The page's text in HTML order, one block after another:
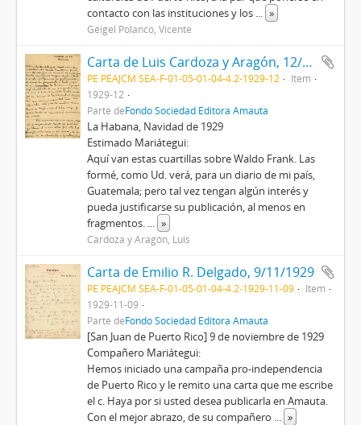
contacto con las instituciones y los ... »
Géigel Polanco, Vicente
Carta de Luis Cardoza y Aragón, 12/1929
PE PEAJCM SEA-F-01-05-01-04-4.2-1929-12
Item
1929-12
Parte deFondo Sociedad Editora Amauta
La Habana, Navidad de 1929
Estimado Mariátegui:
Aquí van estas cuartillas sobre Waldo Frank. Las
formé, como Ud. verá, para un diario de mi país,
Guatemala; pero tal vez tengan algún interés y
pueda justificarse su publicación, al menos en
fragmentos. ... »
Cardoza y Aragón, Luis
Carta de Emilio R. Delgado, 9/11/1929
PE PEAJCM SEA-F-01-05-01-04-4.2-1929-11-09
Item
1929-11-09
Parte deFondo Sociedad Editora Amauta
[San Juan de Puerto Rico] 9 de noviembre de 1929
Compañero Mariátegui:
Hemos iniciado una campaña pro-independencia
de Puerto Rico y le remito una carta que me escribe
el c. Haya por si usted desea publicarla en Amauta.
Con el mejor abrazo, de su compañero ... »